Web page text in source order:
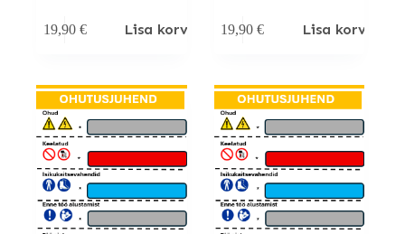
19,90 € Lisa korvi 19,90€ Lisa korvi